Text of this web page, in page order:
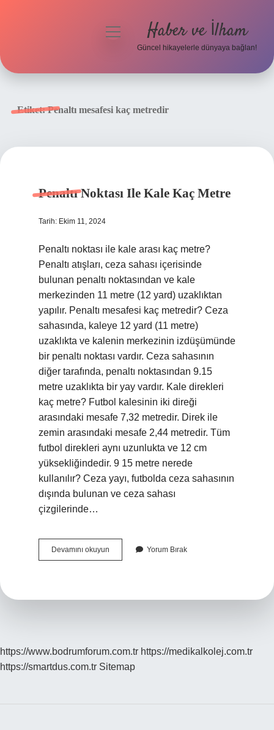
menüyü
Haber ve İlham
Güncel hikayelerle dünyaya bağlan!
Etiket:Penaltı mesafesi kaç metredir
Penaltı Noktası Ile Kale Kaç Metre
Tarih: Ekim 11, 2024
Penaltı noktası ile kale arası kaç metre?
Penaltı atışları, ceza sahası içerisinde
bulunan penaltı noktasından ve kale
merkezinden 11 metre (12 yard) uzaklıktan
yapılır. Penaltı mesafesi kaç metredir? Ceza
sahasında, kaleye 12 yard (11 metre)
uzaklıkta ve kalenin merkezinin izdüşümünde
bir penaltı noktası vardır. Ceza sahasının
diğer tarafında, penaltı noktasından 9.15
metre uzaklıkta bir yay vardır. Kale direkleri
kaç metre? Futbol kalesinin iki direği
arasındaki mesafe 7,32 metredir. Direk ile
zemin arasındaki mesafe 2,44 metredir. Tüm
futbol direkleri aynı uzunlukta ve 12 cm
yüksekliğindedir. 9 15 metre nerede
kullanılır? Ceza yayı, futbolda ceza sahasının
dışında bulunan ve ceza sahası
çizgilerinde…
Devamını okuyun
Noktası
Yorum Bırak
https://www.bodrumforum.com.tr https://medikalkolej.com.tr
https://smartdus.com.tr Sitemap